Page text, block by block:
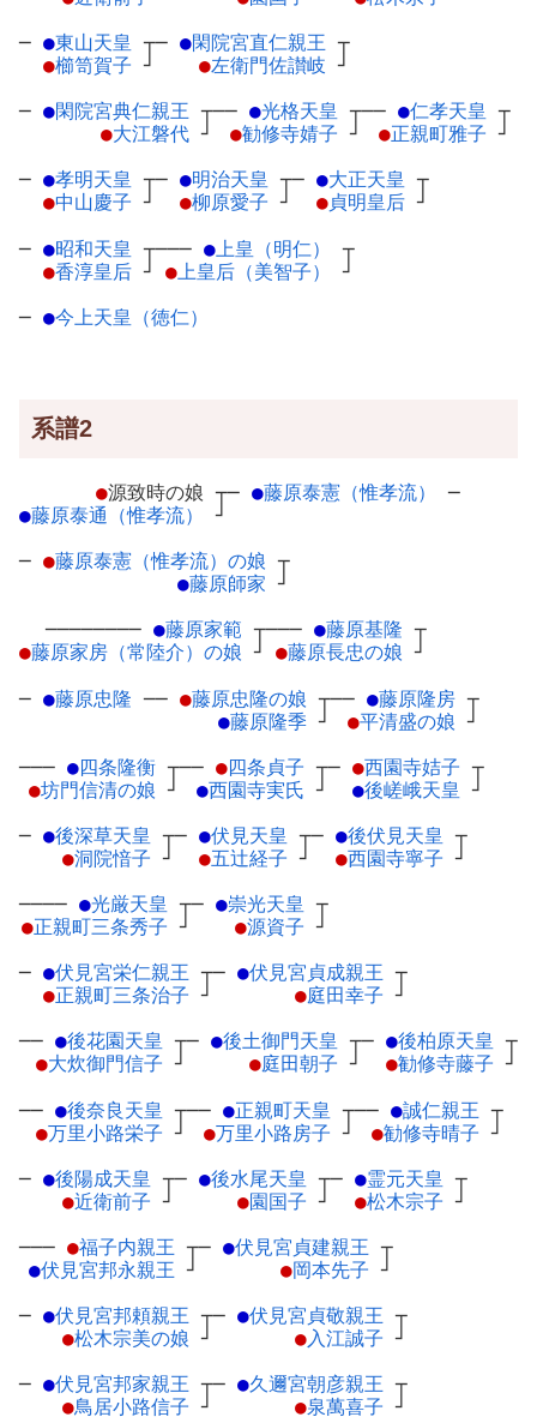
─ ●東山天皇 ┬
●櫛笥賀子 ┘
─ ●閑院宮直仁親王 ┬
●左衛門佐讃岐 ┘
─ ●閑院宮典仁親王 ┬
●大江磐代 ┘
── ●光格天皇 ┬
●勧修寺婧子 ┘
── ●仁孝天皇 ┬
●正親町雅子 ┘
─ ●孝明天皇 ┬
●中山慶子 ┘
─ ●明治天皇 ┬
●柳原愛子 ┘
─ ●大正天皇 ┬
●貞明皇后 ┘
─ ●昭和天皇 ┬
●香淳皇后 ┘
─── ● 上皇（明仁）
┬
● 上皇后（美智子） ┘
─ ●今上天皇（徳仁）
系譜2
●源致時の娘 ┬
●藤原泰通（惟孝流） ┘
─ ●藤原泰憲（惟孝流） ─
─ ●藤原泰憲（惟孝流）の娘 ┬
●藤原師家 ┘
──────── ●藤原家範 ┬
●藤原家房（常陸介）の娘 ┘
─── ●藤原基隆 ┬
●藤原長忠の娘 ┘
─ ●藤原忠隆 ── ●藤原忠隆の娘 ┬
●藤原隆季 ┘
── ●藤原隆房 ┬
●平清盛の娘 ┘
─── ●四条隆衡 ┬
●坊門信清の娘 ┘
── ●四条貞子 ┬
●西園寺実氏 ┘
─ ●西園寺姞子 ┬
●後嵯峨天皇 ┘
─ ●後深草天皇 ┬
●洞院愔子 ┘
─ ●伏見天皇 ┬
●五辻経子 ┘
─ ●後伏見天皇 ┬
●西園寺寧子 ┘
──── ●光厳天皇 ┬
●正親町三条秀子 ┘
─ ●崇光天皇 ┬
●源資子 ┘
─ ●伏見宮栄仁親王 ┬
●正親町三条治子 ┘
─ ●伏見宮貞成親王 ┬
●庭田幸子 ┘
── ●後花園天皇 ┬
●大炊御門信子 ┘
─ ●後土御門天皇 ┬
●庭田朝子 ┘
─ ●後柏原天皇 ┬
●勧修寺藤子 ┘
── ●後奈良天皇 ┬
●万里小路栄子 ┘
── ●正親町天皇 ┬
●万里小路房子 ┘
── ●誠仁親王 ┬
●勧修寺晴子 ┘
─ ●後陽成天皇 ┬
●近衛前子 ┘
─ ●後水尾天皇 ┬
●園国子 ┘
─ ●霊元天皇 ┬
●松木宗子 ┘
─── ●福子内親王 ┬
●伏見宮邦永親王 ┘
─ ●伏見宮貞建親王 ┬
●岡本先子 ┘
─ ●伏見宮邦頼親王 ┬
●松木宗美の娘 ┘
─ ●伏見宮貞敬親王 ┬
●入江誠子 ┘
─ ●伏見宮邦家親王 ┬
●鳥居小路信子 ┘
─ ●久邇宮朝彦親王 ┬
●泉萬喜子 ┘